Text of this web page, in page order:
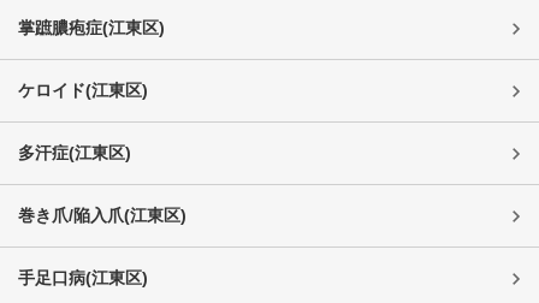
掌蹠膿疱症(江東区)
ケロイド(江東区)
多汗症(江東区)
巻き爪/陥入爪(江東区)
手足口病(江東区)